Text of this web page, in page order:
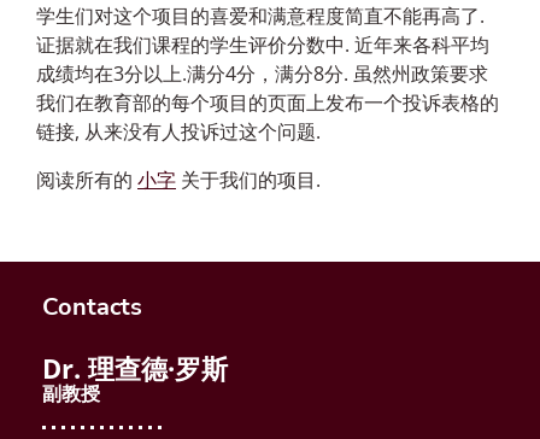
学生们对这个项目的喜爱和满意程度简直不能再高了.
证据就在我们课程的学生评价分数中. 近年来各科平均
成绩均在3分以上.满分4分，满分8分. 虽然州政策要求
我们在教育部的每个项目的页面上发布一个投诉表格的
链接, 从来没有人投诉过这个问题.
阅读所有的 小字 关于我们的项目.
Contacts
Dr. 理查德·罗斯
副教授